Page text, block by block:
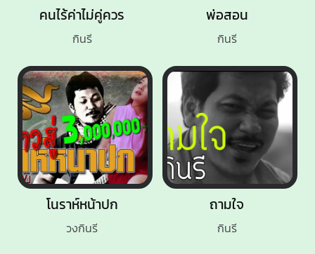
คนไร้ค่าไม่คู่ควร
กินรี
โนราห์หน้าปก
วงกินรี
ถามใจ
กินรี
พ่อสอน
กินรี